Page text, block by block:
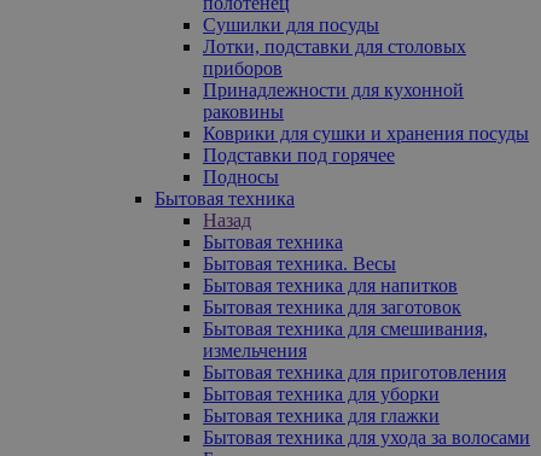
Сушилки для посуды
Лотки, подставки для столовых
приборов
Принадлежности для кухонной
раковины
Коврики для сушки и хранения посуды
Подставки под горячее
Подносы
Бытовая техника
Назад
Бытовая техника
Бытовая техника. Весы
Бытовая техника для напитков
Бытовая техника для заготовок
Бытовая техника для смешивания,
измельчения
Бытовая техника для приготовления
Бытовая техника для уборки
Бытовая техника для глажки
Бытовая техника для ухода за волосами